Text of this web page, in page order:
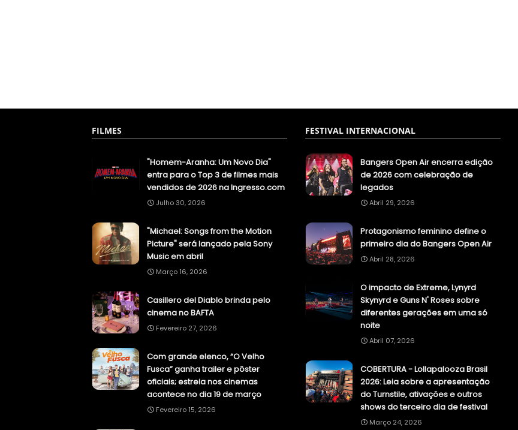
FILMES
"Homem-Aranha: Um Novo Dia"
entra para o Top 3 de filmes mais
vendidos de 2026 na Ingresso.com
Julho 30, 2026
"Michael: Songs from the Motion
Picture" será lançado pela Sony
Music em abril
Março 16, 2026
Casillero del Diablo brinda pelo
cinema no BAFTA
Fevereiro 27, 2026
Com grande elenco, “O Velho
Fusca” ganha trailer e pôster
oficiais; estreia nos cinemas
acontece no dia 19 de março
Fevereiro 15, 2026
FESTIVAL INTERNACIONAL
Bangers Open Air encerra edição
de 2026 com celebração de
legados
Abril 29, 2026
Protagonismo feminino define o
primeiro dia do Bangers Open Air
Abril 28, 2026
O impacto de Extreme, Lynyrd
Skynyrd e Guns N' Roses sobre
diferentes gerações em uma só
noite
Abril 07, 2026
COBERTURA - Lollapalooza Brasil
2026: Leia sobre a apresentação
do Turnstile, ativações e outros
shows do terceiro dia de festival
Março 24, 2026